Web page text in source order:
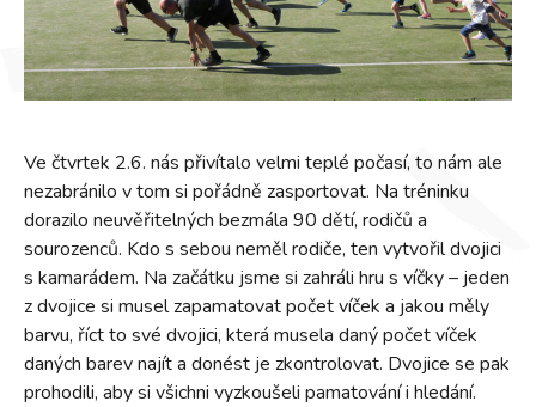
Ve čtvrtek 2.6. nás přivítalo velmi teplé počasí, to nám ale
nezabránilo v tom si pořádně zasportovat. Na tréninku
dorazilo neuvěřitelných bezmála 90 dětí, rodičů a
sourozenců. Kdo s sebou neměl rodiče, ten vytvořil dvojici
s kamarádem. Na začátku jsme si zahráli hru s víčky – jeden
z dvojice si musel zapamatovat počet víček a jakou měly
barvu, říct to své dvojici, která musela daný počet víček
daných barev najít a donést je zkontrolovat. Dvojice se pak
prohodili, aby si všichni vyzkoušeli pamatování i hledání.